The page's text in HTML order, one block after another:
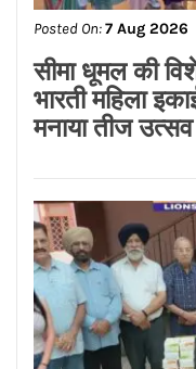
Posted On:7 Aug 2026
सीमा धूमल की
भारती महिला
मनाया तीज उत्सव